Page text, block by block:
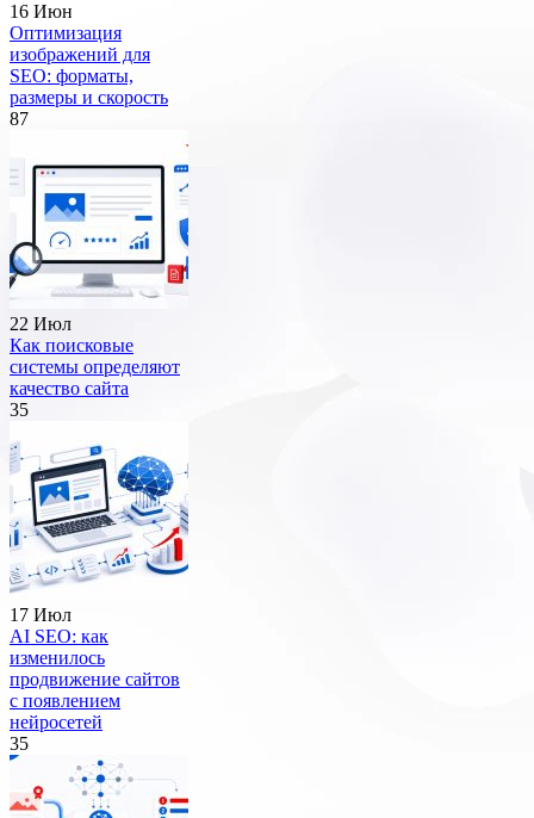
16 Июн
Оптимизация
изображений для
SEO: форматы,
размеры и скорость
87
22 Июл
Как поисковые
системы определяют
качество сайта
35
17 Июл
AI SEO: как
изменилось
продвижение сайтов
с появлением
нейросетей
35